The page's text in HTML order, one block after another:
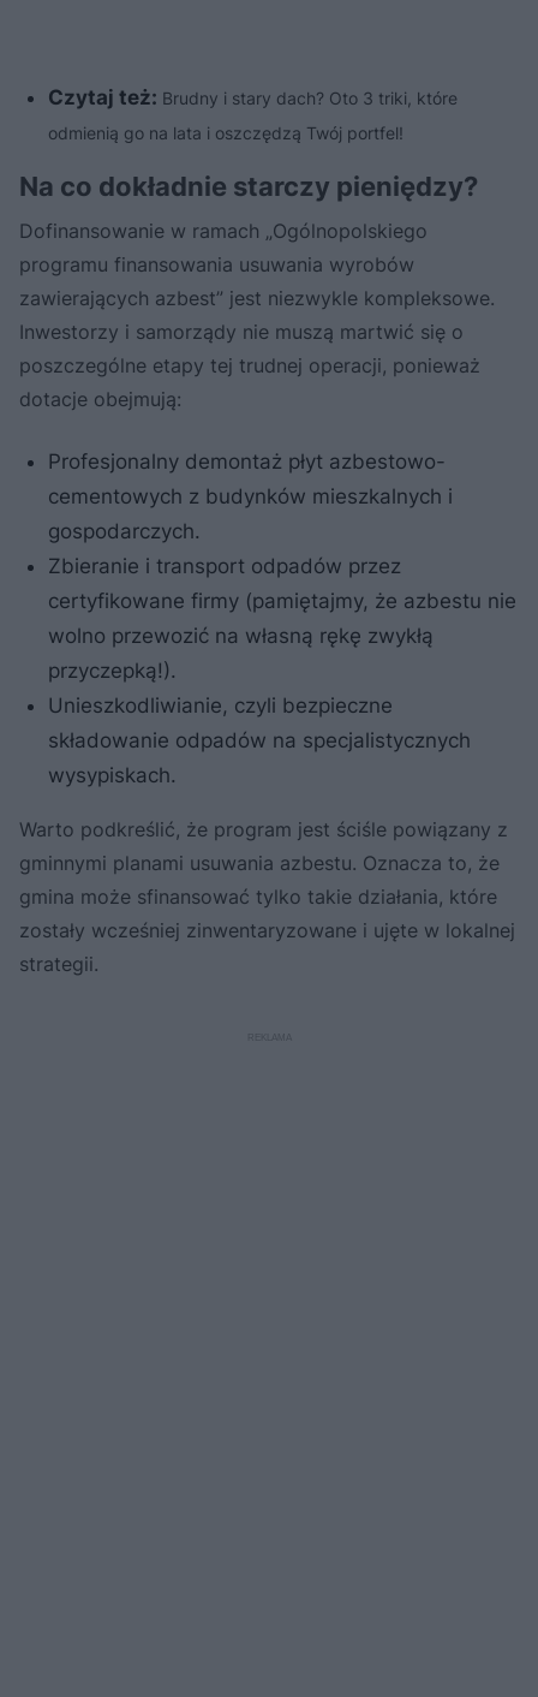
Czytaj też: Brudny i stary dach? Oto 3 triki, które
odmienią go na lata i oszczędzą Twój portfel!
Na co dokładnie starczy pieniędzy?
Dofinansowanie w ramach „Ogólnopolskiego
programu finansowania usuwania wyrobów
zawierających azbest” jest niezwykle kompleksowe.
Inwestorzy i samorządy nie muszą martwić się o
poszczególne etapy tej trudnej operacji, ponieważ
dotacje obejmują:
Profesjonalny demontaż płyt azbestowo-
cementowych z budynków mieszkalnych i
gospodarczych.
Zbieranie i transport odpadów przez
certyfikowane firmy (pamiętajmy, że azbestu nie
wolno przewozić na własną rękę zwykłą
przyczepką!).
Unieszkodliwianie, czyli bezpieczne
składowanie odpadów na specjalistycznych
wysypiskach.
Warto podkreślić, że program jest ściśle powiązany z
gminnymi planami usuwania azbestu. Oznacza to, że
gmina może sfinansować tylko takie działania, które
zostały wcześniej zinwentaryzowane i ujęte w lokalnej
strategii.